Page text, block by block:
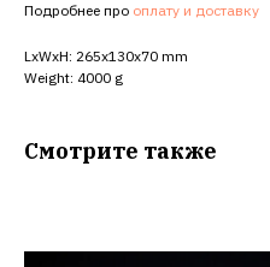
Подробнее про оплату и доставку
LxWxH: 265x130x70 mm
Weight: 4000 g
Смотрите также